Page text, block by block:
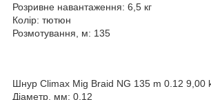
Розривне навантаження: 6,5 кг
Колір: тютюн
Розмотування, м: 135
Шнур Climax Mig Braid NG 135 m 0.12 9,00
Діаметр, мм: 0,12